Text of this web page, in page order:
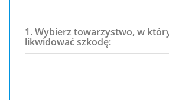
1. Wybierz towarzystwo, w
likwidować szkodę: